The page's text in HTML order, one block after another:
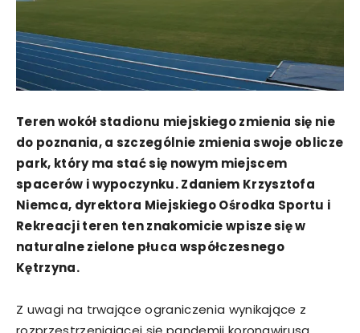
Teren wokół stadionu miejskiego zmienia się nie
do poznania, a szczególnie zmienia swoje oblicze
park, który ma stać się nowym miejscem
spacerów i wypoczynku. Zdaniem Krzysztofa
Niemca, dyrektora Miejskiego Ośrodka Sportu i
Rekreacji teren ten znakomicie wpisze się w
naturalne zielone płuca współczesnego
Kętrzyna.
Z uwagi na trwające ograniczenia wynikające z